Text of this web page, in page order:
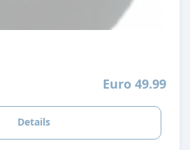
Euro 49.99
Details